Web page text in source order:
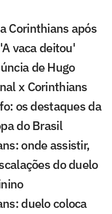
Corinthians após
vaca deitou'
de Hugo
x Corinthians
os destaques da
do Brasil
onde assistir,
do duelo
duelo coloca